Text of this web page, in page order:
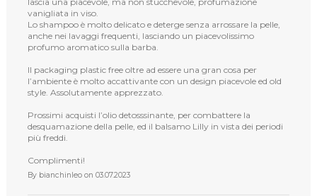
vanigliata in viso.
Lo shampoo è molto delicato e deterge senza arrossare la pelle,
anche nei lavaggi frequenti, lasciando un piacevolissimo
profumo aromatico sulla barba.
Il packaging plastic free oltre ad essere una gran cosa per
l’ambiente è molto accattivante con un design piacevole ed old
style. Assolutamente apprezzato.
Prossimi acquisti l’olio detosssinante, per combattere la
desquamazione della pelle, ed il balsamo Lilly in vista dei periodi
più freddi.
Complimenti!
By bianchinleoon 03.07.2023